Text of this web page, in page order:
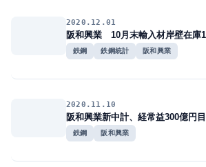
2020.12.01
阪和興業 10月末輸入材岸壁在庫
鉄鋼 鉄鋼統計 阪和興業
2020.11.10
阪和興業新中計、経常益300億円
鉄鋼 阪和興業